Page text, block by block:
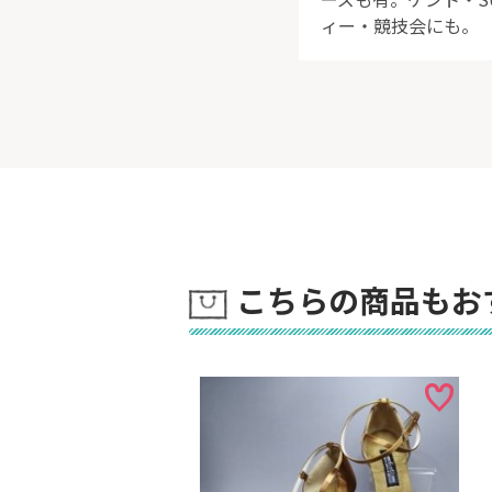
ィー・競技会にも。
こちらの商品も